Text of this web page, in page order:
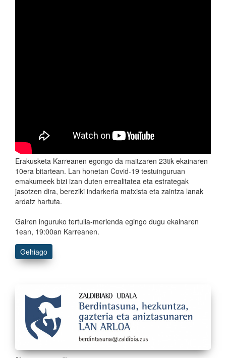
Erakusketa Karreanen egongo da maitzaren 23tik ekainaren
10era bitartean. Lan honetan Covid-19 testuinguruan
emakumeek bizi izan duten errealitatea eta estrategak
jasotzen dira, bereziki indarkeria matxista eta zaintza lanak
ardatz hartuta.
Gairen inguruko tertulia-merienda egingo dugu ekainaren
1ean, 19:00an Karreanen.
Gehiago